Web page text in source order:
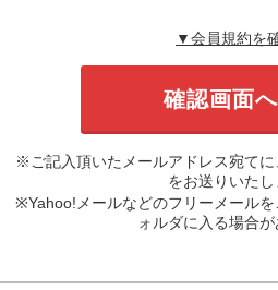
▼会員規約を
※ご記入頂いたメールアドレス宛て
をお送りいたし
※Yahoo!メールなどのフリーメール
ォルダに入る場合が